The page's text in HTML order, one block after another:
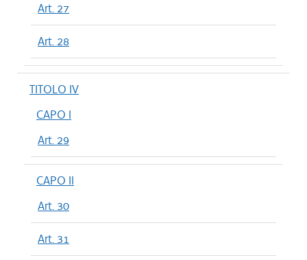
Art. 27
Art. 28
TITOLO IV
CAPO I
Art. 29
CAPO II
Art. 30
Art. 31